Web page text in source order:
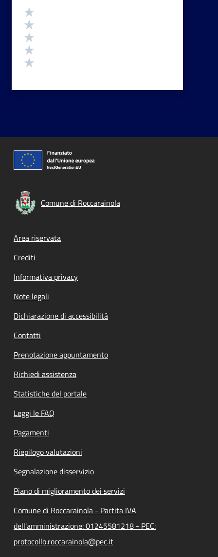
Valutazione
Comune di Roccarainola
Footer menu
Area riservata
Crediti
Informativa privacy
Note legali
Dichiarazione di accessibilità
Contatti
Prenotazione appuntamento
Richiedi assistenza
Statistiche del portale
Leggi le FAQ
Pagamenti
Riepilogo valutazioni
Segnalazione disservizio
Piano di miglioramento dei servizi
Comune di Roccarainola - Partita IVA
dell'amministrazione: 01245581218 - PEC:
protocollo.roccarainola@pec.it